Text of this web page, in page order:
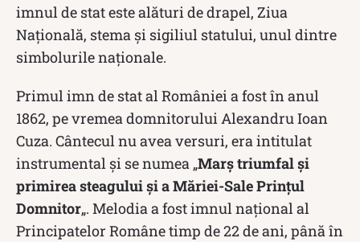
imnul de stat este alături de drapel, Ziua
Naţională, stema şi sigiliul statului, unul dintre
simbolurile naţionale.
Primul imn de stat al României a fost în anul
1862, pe vremea domnitorului Alexandru Ioan
Cuza. Cântecul nu avea versuri, era intitulat
instrumental și se numea „Marş triumfal şi
primirea steagului şi a Măriei-Sale Prinţul
Domnitor„. Melodia a fost imnul național al
Principatelor Române timp de 22 de ani, până în